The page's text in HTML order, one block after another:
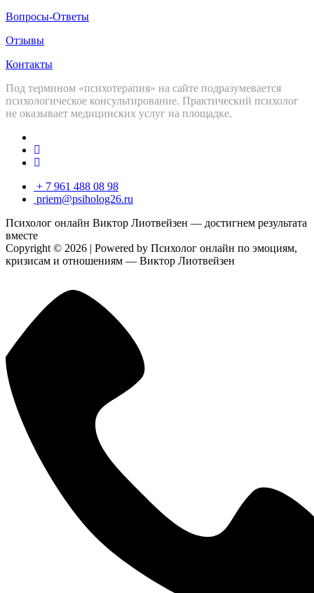
Вопросы-Ответы
Отзывы
Контакты
Под термином «психотерапия» на сайте подразумевается
психологическое консультирование. Практический психолог
не оказывает медицинских услуг на площадке.
+ 7 961 488 08 98
priem@psiholog26.ru
Психолог онлайн Виктор Лиотвейзен — достигнем результата
вместе
Copyright © 2026 | Powered by Психолог онлайн по эмоциям,
кризисам и отношениям — Виктор Лиотвейзен